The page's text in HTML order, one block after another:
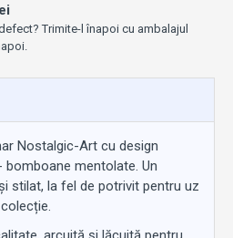
Trimite-l înapoi cu ambalajul
Nostalgic-Art cu design
mentolate. Un
stilat, la fel de potrivit pentru uz